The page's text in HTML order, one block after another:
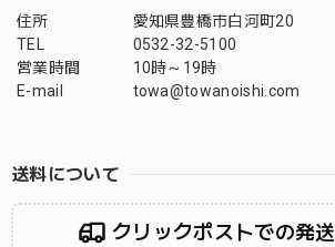
住所
愛知県豊橋市白河町20
TEL
0532-32-5100
営業時間
10時～19時
E-mail
towa@towanoishi.com
送料について
クリックポストでの発送